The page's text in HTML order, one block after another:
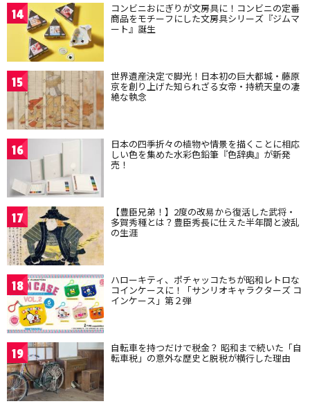
14 コンビニおにぎりが文房具に！コンビニの定番
商品をモチーフにした文房具シリーズ『ジムマ
ート』誕生
15 世界遺産決定で脚光！日本初の巨大都城・藤原
京を創り上げた知られざる女帝・持統天皇の凄
絶な執念
16 日本の四季折々の植物や情景を描くことに相応
しい色を集めた水彩色鉛筆『色辞典』が新発
売！
17 【豊臣兄弟！】2度の改易から復活した武将・
多賀秀種とは？豊臣秀長に仕えた半年間と波乱
の生涯
18 ハローキティ、ポチャッコたちが昭和レトロな
コインケースに！「サンリオキャラクターズ コ
インケース」第２弾
19 自転車を持つだけで税金？ 昭和まで続いた「自
転車税」の意外な歴史と脱税が横行した理由